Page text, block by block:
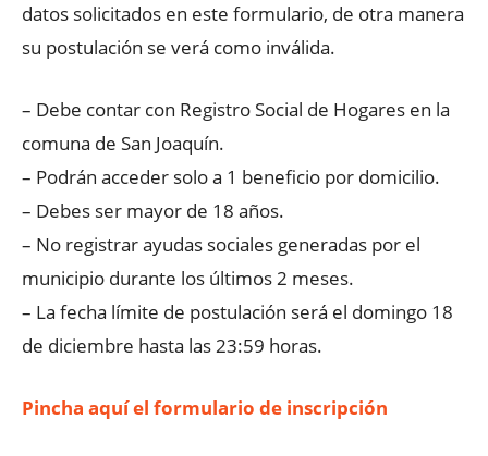
datos solicitados en este formulario, de otra manera
su postulación se verá como inválida.
– Debe contar con Registro Social de Hogares en la
comuna de San Joaquín.
– Podrán acceder solo a 1 beneficio por domicilio.
– Debes ser mayor de 18 años.
– No registrar ayudas sociales generadas por el
municipio durante los últimos 2 meses.
– La fecha límite de postulación será el domingo 18
de diciembre hasta las 23:59 horas.
Pincha aquí el formulario de inscripción